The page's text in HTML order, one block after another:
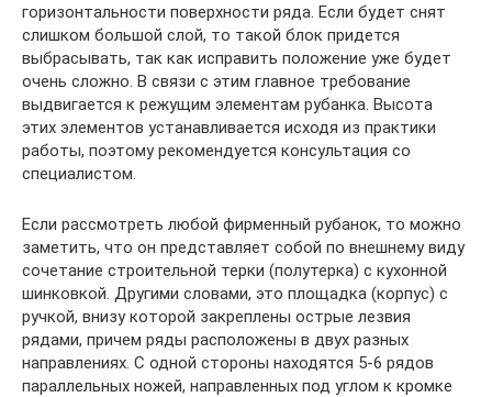
горизонтальности поверхности ряда. Если будет снят
слишком большой слой, то такой блок придется
выбрасывать, так как исправить положение уже будет
очень сложно. В связи с этим главное требование
выдвигается к режущим элементам рубанка. Высота
этих элементов устанавливается исходя из практики
работы, поэтому рекомендуется консультация со
специалистом.
Если рассмотреть любой фирменный рубанок, то можно
заметить, что он представляет собой по внешнему виду
сочетание строительной терки (полутерка) с кухонной
шинковкой. Другими словами, это площадка (корпус) с
ручкой, внизу которой закреплены острые лезвия
рядами, причем ряды расположены в двух разных
направлениях. С одной стороны находятся 5-6 рядов
параллельных ножей, направленных под углом к кромке